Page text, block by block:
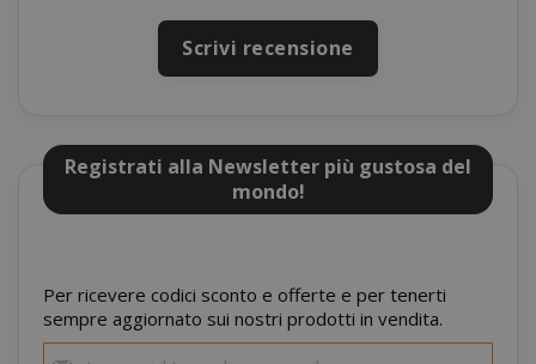
Scrivi recensione
Registrati alla Newsletter più gustosa del
mondo!
Per ricevere codici sconto e offerte e per tenerti
sempre aggiornato sui nostri prodotti in vendita.